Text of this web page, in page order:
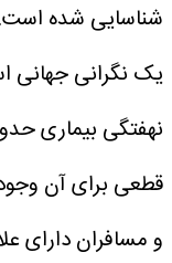
شناسایی شده است.
یک نگرانی جهانی
قطعی برای آن
و مسافران دارای